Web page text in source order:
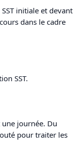
initiale et devant
dans le cadre
SST.
journée. Du
pour traiter les